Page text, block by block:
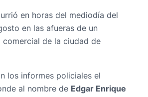
en horas del mediodía del
en las afueras de un
de la ciudad de
los informes policiales el
al nombre de Edgar Enrique